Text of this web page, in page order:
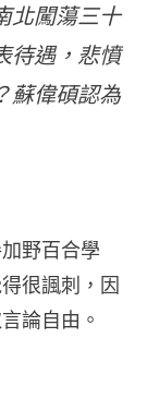
北闖蕩三十
待遇，悲憤
蘇偉碩認為
野百合學
很諷刺，因
論自由。